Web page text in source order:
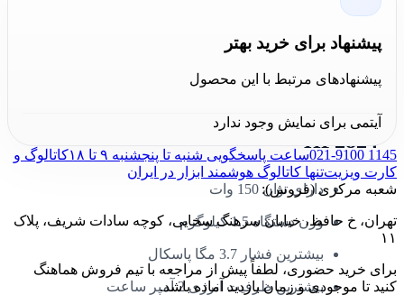
محصولات شرکت
برای اطلاع از قیمت کارواش
ویژگی‌های کارواش شارژی مدل
HP2824
دارای توان 150 وات
وزن دستگاه 1.5 کیلوگرم
بیشترین فشار 3.7 مگا پاسکال
بیشترین ظرفیت انرژی 2 آمپر ساعت
پیشنهاد برای خرید بهتر
پیشنهادهای مرتبط با این محصول
آیتمی برای نمایش وجود ندارد
021-9100 1145ساعت پاسخگویی شنبه تا پنجشنبه ۹ تا ۱۸
کاتالوگ و
کارت ویزیتتنها کاتالوگ هوشمند ابزار در ایران
شعبه مرکزی (فروش):
تهران، خ حافظ، خیابان سرهنگ سخایی، کوچه سادات شریف، پلاک
۱۱
برای خرید حضوری، لطفاً پیش از مراجعه با تیم فروش هماهنگ
کنید تا موجودی و زمان بازدید آماده باشد.